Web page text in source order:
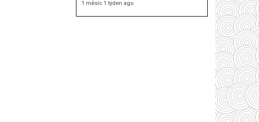
1 měsíc 1 týden ago